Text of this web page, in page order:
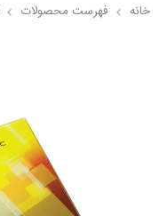
خانه فهرست محصولات